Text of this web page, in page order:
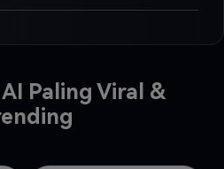
Paling Viral &